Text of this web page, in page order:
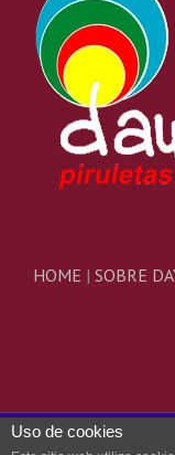
HOME | SOBRE
Uso de cookies